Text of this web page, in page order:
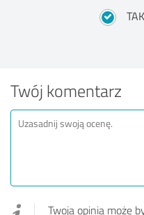
TAK
Twój komentarz
Twoja opinia może